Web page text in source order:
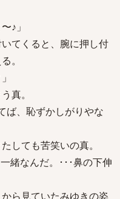
♪」
てくると、腕に押し付
。
真。
ば、恥ずかしがりやな
しても苦笑いの真。
緒なんだ。･･･鼻の下伸
ら見ていたみゆきの姿